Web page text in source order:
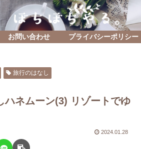
お問い合わせ プライバシーポリシー
旅行のはなし
ハネムーン(3) リゾートでゆ
2024.01.28